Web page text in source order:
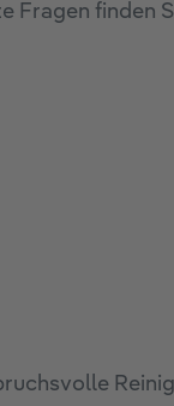
Fragen finden